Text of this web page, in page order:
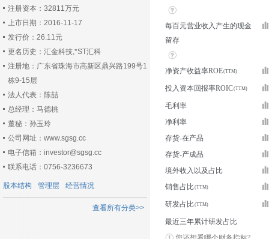
注册资本：32811万元
上市日期：2016-11-17
发行价：26.11元
更名历史：汇金科技,*ST汇科
注册地：广东省珠海市高新区鼎兴路199号1
栋9-15层
法人代表：陈喆
总经理：马德桃
董秘：孙玉玲
公司网址：www.sgsg.cc
电子信箱：investor@sgsg.cc
联系电话：0756-3236673
股本结构 管理层 经营情况
查看所有分类>>
每百元营业收入产生的现金
留存
净资产收益率ROE
投入资本回报率ROIC
毛利率
净利率
存货-在产品
存货-产成品
境外收入以及占比
销售占比
研发占比
最近三年累计研发占比